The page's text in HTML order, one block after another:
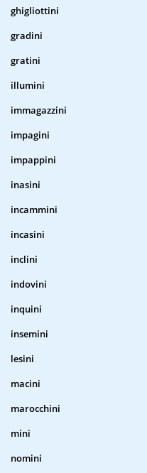
ghigliottini
gradini
gratini
illumini
immagazzini
impagini
impappini
inasini
incammini
incasini
inclini
indovini
inquini
insemini
lesini
macini
marocchini
mini
nomini